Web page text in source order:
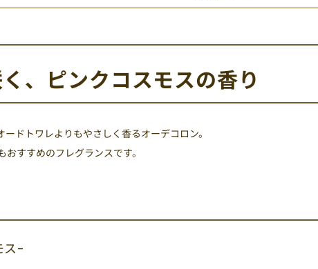
、ピンクコスモスの香り
ドトワレよりもやさしく香るオーデコロン。
すすめのフレグランスです。
ス-